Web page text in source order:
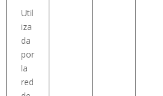
Util
iza
da
por
la
red